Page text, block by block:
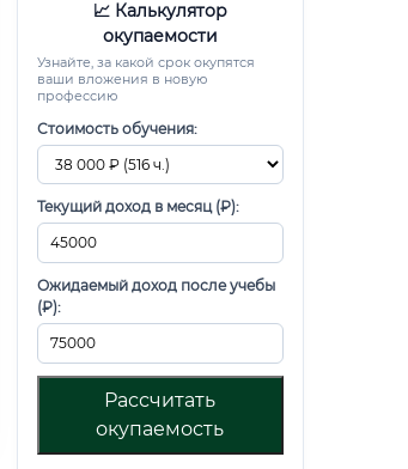
📈 Калькулятор
окупаемости
Узнайте, за какой срок окупятся
ваши вложения в новую
профессию
Стоимость обучения:
Текущий доход в месяц (₽):
Ожидаемый доход после учебы
(₽):
Рассчитать
окупаемость